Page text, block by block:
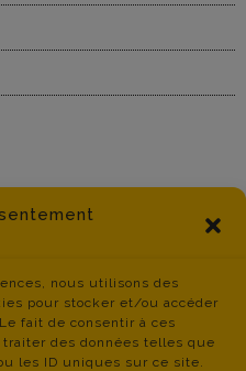
nous utilisons des
pour stocker et/ou accéder
fait de consentir à ces
des données telles que
les ID uniques sur ce site.